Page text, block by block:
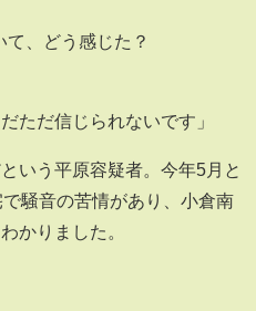
、どう感じた？
ただ信じられないです」
いう平原容疑者。今年5月と
騒音の苦情があり、小倉南
かりました。